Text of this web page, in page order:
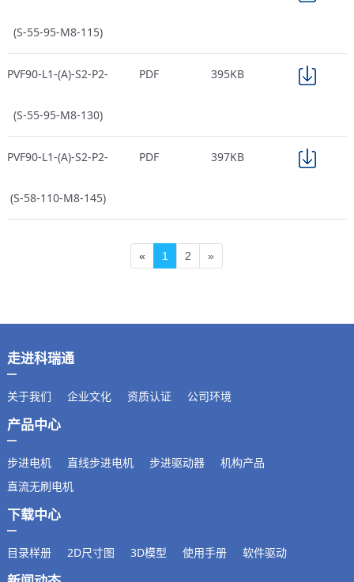
(S-55-95-M8-115)
PVF90-L1-(A)-S2-P2-
(S-55-95-M8-130)
PDF 395KB
PVF90-L1-(A)-S2-P2-
(S-58-110-M8-145)
PDF 397KB
« 1 2 »
走进科瑞通
关于我们 企业文化 资质认证 公司环境
产品中心
步进电机 直线步进电机 步进驱动器
机构产品
直流无刷电机
下载中心
目录样册 2D尺寸图 3D模型 使用手册 软件驱动